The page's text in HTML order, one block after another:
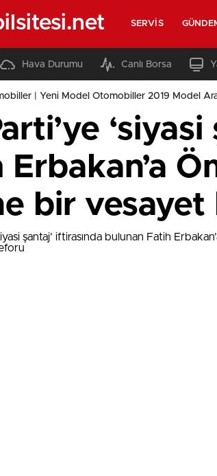
SERVIS
Hava Durumu Canlı Borsa
| Yeni Model Otomobiller 2019 Model
Erbakan’a
bir